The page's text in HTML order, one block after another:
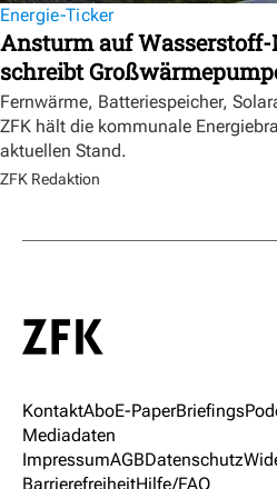
Energie-Ticker
Ansturm auf Wasserstoff-
schreibt
Fernwärme, Batteriespeicher,
ZFK hält die kommunale
aktuellen Stand.
ZFK Redaktion
KontaktAboE-PaperBriefings
Mediadaten
ImpressumAGBDatenschutz
BarrierefreiheitHilfe/FAQ